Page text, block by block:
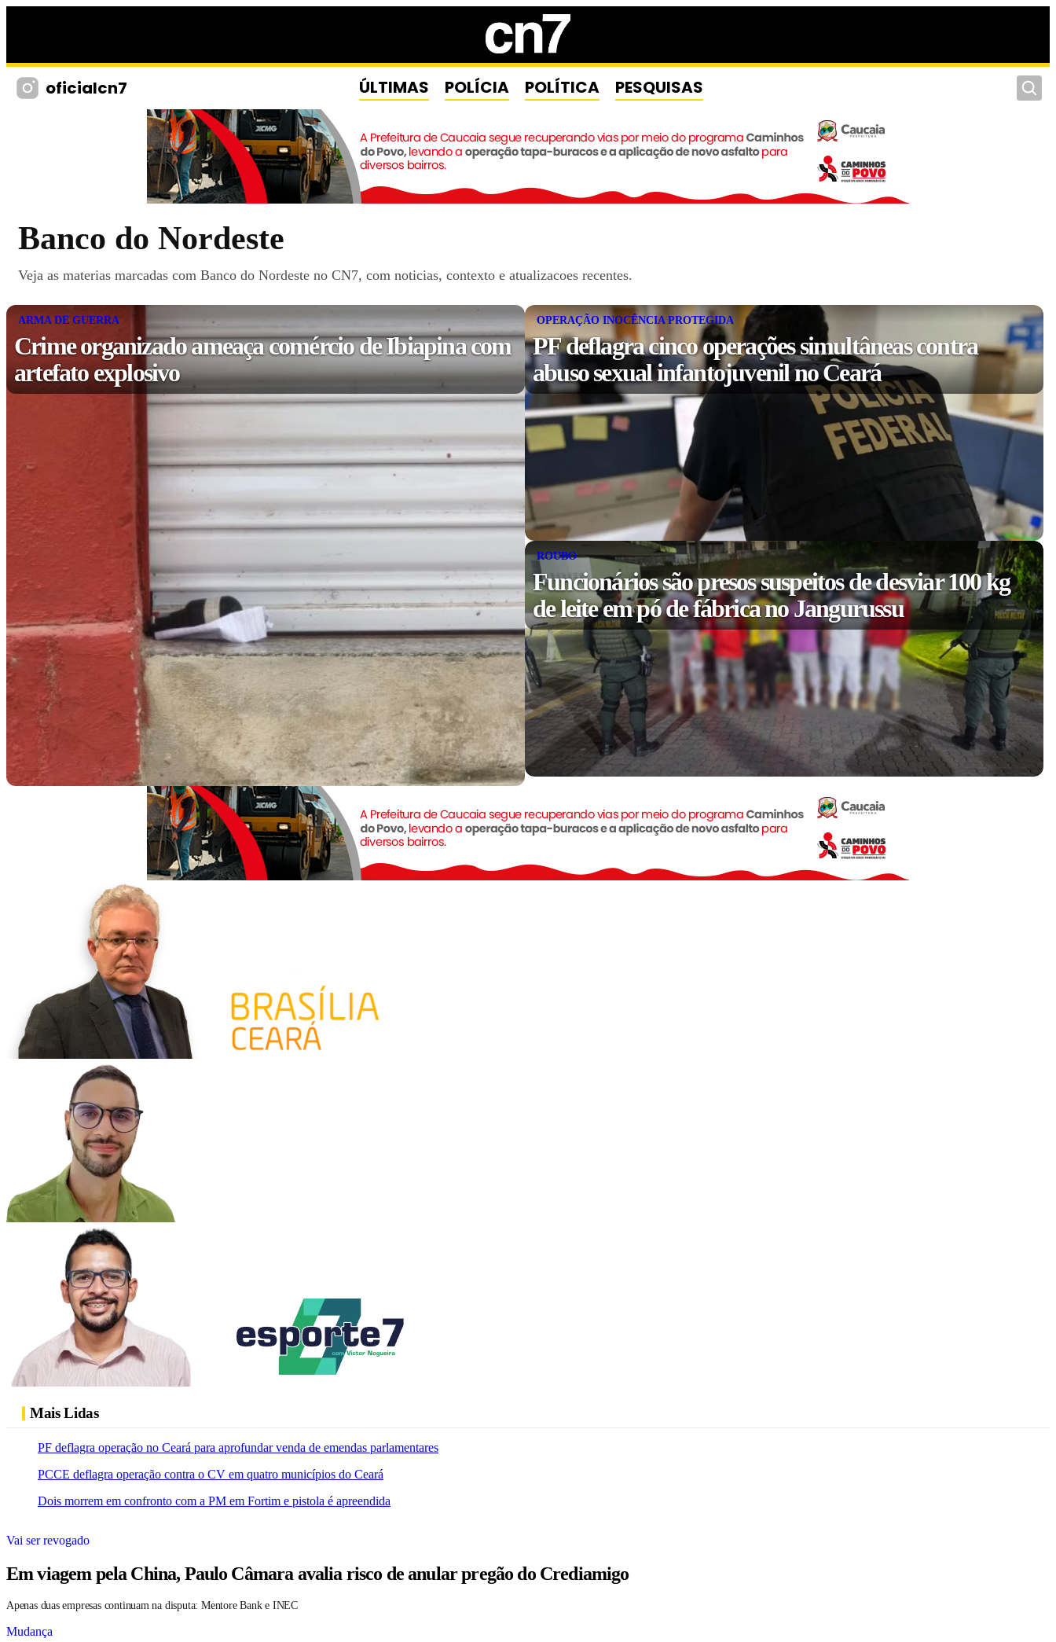
oficialcn7 ÚLTIMAS POLÍCIA POLÍTICA PESQUISAS
Banco do Nordeste
Veja as materias marcadas com Banco do Nordeste no CN7, com noticias, contexto e atualizacoes recentes.
ARMA DE GUERRA
Crime organizado ameaça comércio de Ibiapina com
artefato explosivo
OPERAÇÃO INOCÊNCIA PROTEGIDA
PF deflagra cinco operações simultâneas contra
abuso sexual infantojuvenil no Ceará
ROUBO
Funcionários são presos suspeitos de desviar 100 kg
de leite em pó de fábrica no Jangurussu
Mais Lidas
PF deflagra operação no Ceará para aprofundar venda de emendas parlamentares
PCCE deflagra operação contra o CV em quatro municípios do Ceará
Dois morrem em confronto com a PM em Fortim e pistola é apreendida
Vai ser revogado
Em viagem pela China, Paulo Câmara avalia risco de anular pregão do Crediamigo
Apenas duas empresas continuam na disputa: Mentore Bank e INEC
Mudança